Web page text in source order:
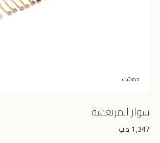
جمشت
سوار المرتعشة
1,347 د.ب